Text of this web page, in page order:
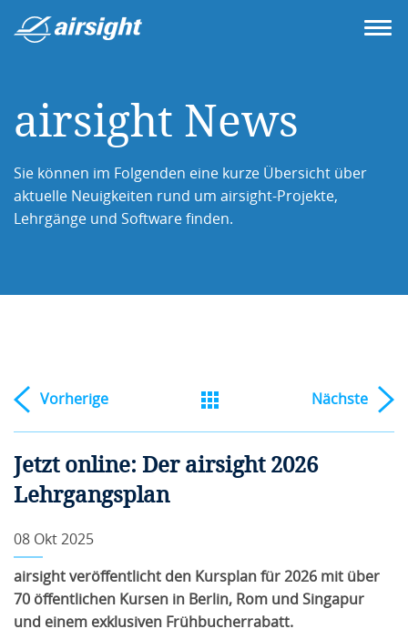
airsight News
Sie können im Folgenden eine kurze Übersicht über
aktuelle Neuigkeiten rund um airsight-Projekte,
Lehrgänge und Software finden.
Vorherige Nächste
Jetzt online: Der airsight 2026
Lehrgangsplan
08 Okt 2025
airsight veröffentlicht den Kursplan für 2026 mit über
70 öffentlichen Kursen in Berlin, Rom und Singapur
und einem exklusiven Frühbucherrabatt.